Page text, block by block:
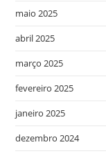
maio 2025
abril 2025
março 2025
fevereiro 2025
janeiro 2025
dezembro 2024